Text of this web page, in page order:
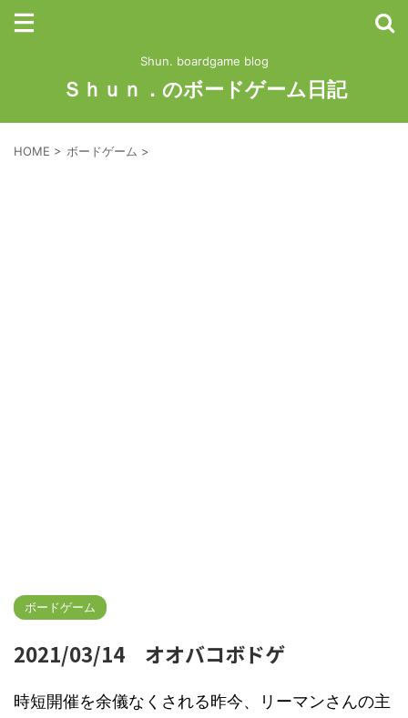
Shun. boardgame blog
Ｓｈｕｎ．のボードゲーム日記
HOME > ボードゲーム >
ボードゲーム
2021/03/14 オオバコボドゲ
時短開催を余儀なくされる昨今、リーマンさんの主